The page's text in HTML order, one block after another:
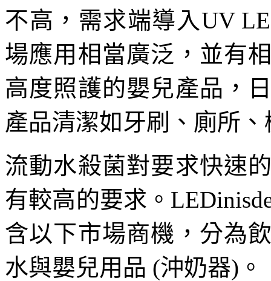
不高，需求端導入UV
場應用相當廣泛，並有
高度照護的嬰兒產品，
產品清潔如牙刷、廁所
流動水殺菌對要求快速
有較高的要求。
含以下市場商機，分為
水與嬰兒用品 (沖奶器)。